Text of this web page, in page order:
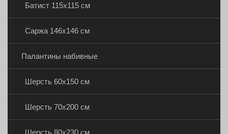
Батист 115х115 см
Саржа 146х146 см
Палантины набивные
Шерсть 60х150 см
Шерсть 70х200 см
Шерсть 80х230 см